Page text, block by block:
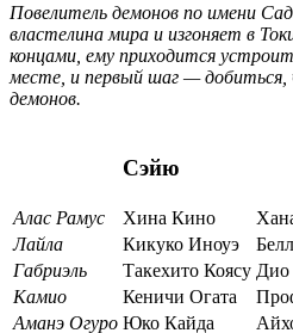
Повелитель демонов по имени
властелина мира и изгоняет в
концами, ему приходится
месте, и первый шаг —
демонов.
Сэйю
Алас Рамус Хина Кино
Лайла
Кикуко Иноуэ
Габриэль
Такехито Коясу Дио
Камио
Кеничи Огата
Аманэ Огуро Юко Кайда